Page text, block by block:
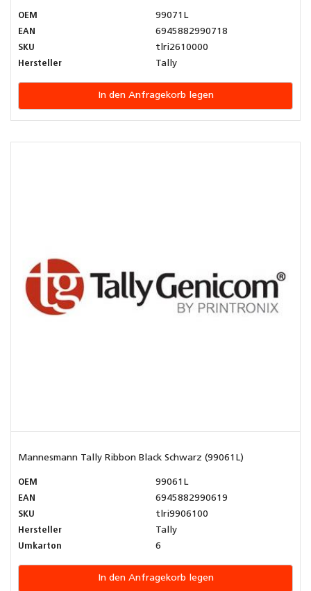
OEM
99071L
EAN
6945882990718
SKU
tlri2610000
Hersteller
Tally
In den Anfragekorb legen
Mannesmann Tally Ribbon Black Schwarz (99061L)
OEM
99061L
EAN
6945882990619
SKU
tlri9906100
Hersteller
Tally
Umkarton
6
In den Anfragekorb legen